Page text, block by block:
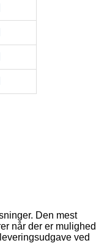
Den mest
når der er mulighed
ved